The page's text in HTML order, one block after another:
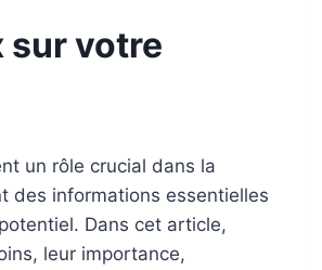
sur votre
un rôle crucial dans la
des informations essentielles
Dans cet article,
leur importance,